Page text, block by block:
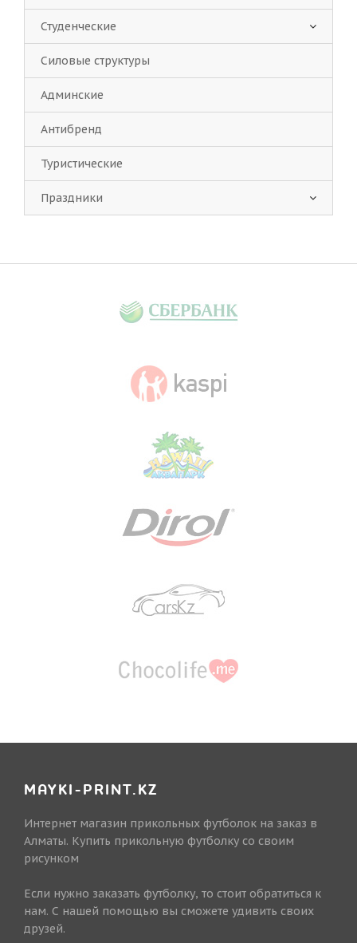
Студенческие
Силовые структуры
Админские
Антибренд
Туристические
Праздники
MAYKI-PRINT.KZ
Интернет магазин прикольных футболок на заказ в
Алматы. Купить прикольную футболку со своим
рисунком
Если нужно заказать футболку, то стоит обратиться к
нам. С нашей помощью вы сможете удивить своих
друзей.